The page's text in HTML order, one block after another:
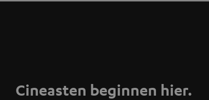
Cineasten beginnen hier.